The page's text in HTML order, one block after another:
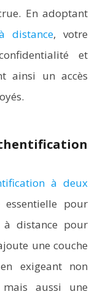
En adoptant
distance, votre
et
ainsi un accès
à deux
pour
à distance pour
une couche
exigeant non
aussi une